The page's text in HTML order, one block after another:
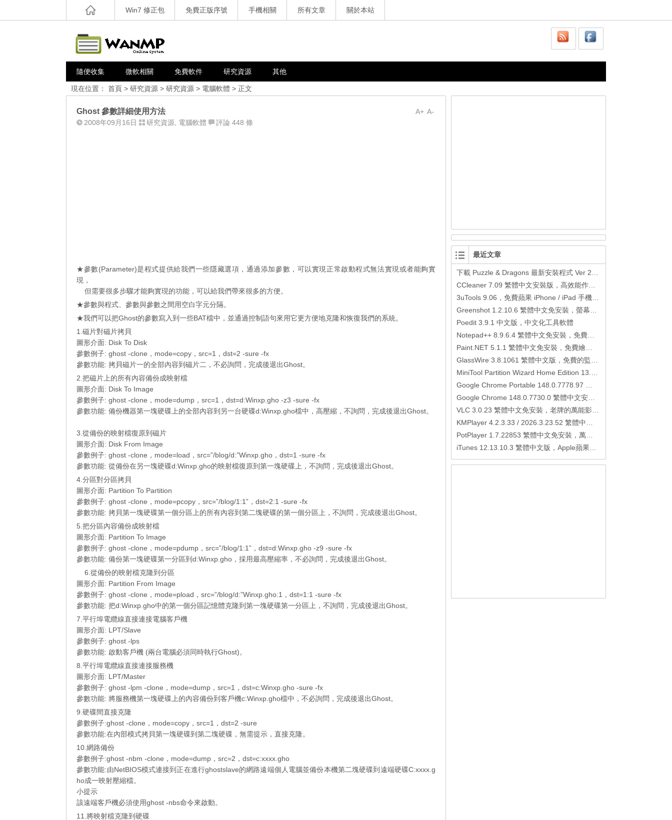
Win7 修正包 免費正版序號 手機相關 所有文章 關於本站
隨便收集 微軟相關 免費軟件 研究資源 其他
現在位置： 首頁 > 研究資源 > 研究資源 > 電腦軟體 > 正文
A-
A+
Ghost 參數詳細使用方法
2008年09月16日 研究資源 電腦軟體 評論 448 條
★參數(Parameter)是程式提供給我們一些隱藏選項，通過添加參數，可以實現正常啟動程式無法實現或者能夠實
現，
但需要很多步驟才能夠實現的功能，可以給我們帶來很多的方便。
★參數與程式、參數與參數之間用空白字元分隔。
★我們可以把Ghost的參數寫入到一些BAT檔中，並通過控制語句來用它更方便地克隆和恢復我們的系統。
1.磁片對磁片拷貝
圖形介面: Disk To Disk
參數例子: ghost -clone，mode=copy，src=1，dst=2 -sure -fx
參數功能: 拷貝磁片一的全部內容到磁片二，不必詢問，完成後退出Ghost。
2.把磁片上的所有內容備份成映射檔
圖形介面: Disk To Image
參數例子: ghost -clone，mode=dump，src=1，dst=d:Winxp.gho -z3 -sure -fx
參數功能: 備份機器第一塊硬碟上的全部內容到另一台硬碟d:Winxp.gho檔中，高壓縮，不詢問，完成後退出Ghost。
3.從備份的映射檔復原到磁片
圖形介面: Disk From Image
參數例子: ghost -clone，mode=load，src=”/blog/d:”Winxp.gho，dst=1 -sure -fx
參數功能: 從備份在另一塊硬碟d:Winxp.gho的映射檔復原到第一塊硬碟上，不詢問，完成後退出Ghost。
4.分區對分區拷貝
圖形介面: Partition To Partition
參數例子: ghost -clone，mode=pcopy，src=”/blog/1:1”，dst=2:1 -sure -fx
參數功能: 拷貝第一塊硬碟第一個分區上的所有內容到第二塊硬碟的第一個分區上，不詢問，完成後退出Ghost。
5.把分區內容備份成映射檔
圖形介面: Partition To Image
參數例子: ghost -clone，mode=pdump，src=”/blog/1:1”，dst=d:Winxp.gho -z9 -sure -fx
參數功能: 備份第一塊硬碟第一分區到d:Winxp.gho，採用最高壓縮率，不必詢問，完成後退出Ghost。
6.從備份的映射檔克隆到分區
圖形介面: Partition From Image
參數例子: ghost -clone，mode=pload，src=”/blog/d:”Winxp.gho:1，dst=1:1 -sure -fx
參數功能: 把d:Winxp.gho中的第一個分區記憶體克隆到第一塊硬碟第一分區上，不詢問，完成後退出Ghost。
7.平行埠電纜線直接連接電腦客戶機
圖形介面: LPT/Slave
參數例子: ghost -lps
參數功能: 啟動客戶機 (兩台電腦必須同時執行Ghost)。
8.平行埠電纜線直接連接服務機
圖形介面: LPT/Master
參數例子: ghost -lpm -clone，mode=dump，src=1，dst=c:Winxp.gho -sure -fx
參數功能: 將服務機第一塊硬碟上的內容備份到客戶機c:Winxp.gho檔中，不必詢問，完成後退出Ghost。
9.硬碟間直接克隆
參數例子:ghost -clone，mode=copy，src=1，dst=2 -sure
參數功能:在內部模式拷貝第一塊硬碟到第二塊硬碟，無需提示，直接克隆。
10.網路備份
參數例子:ghost -nbm -clone，mode=dump，src=2，dst=c:xxxx.gho
參數功能:由NetBIOS模式連接到正在進行ghostslave的網路遠端個人電腦並備份本機第二塊硬碟到遠端硬碟C:xxxx.g
ho成一映射壓縮檔。
小提示
該遠端客戶機必須使用ghost -nbs命令來啟動。
11.將映射檔克隆到硬碟
最近文章
Poedit 3.9.1 中文版，中文化工具軟體